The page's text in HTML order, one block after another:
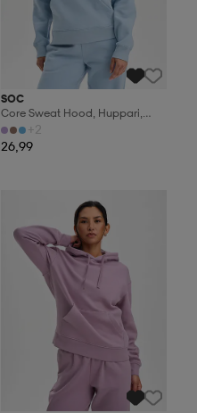
SOC
Core Sweat Hood, Huppari,
Naisten
+2
26,99
Valitse 2, maksa 44,99€